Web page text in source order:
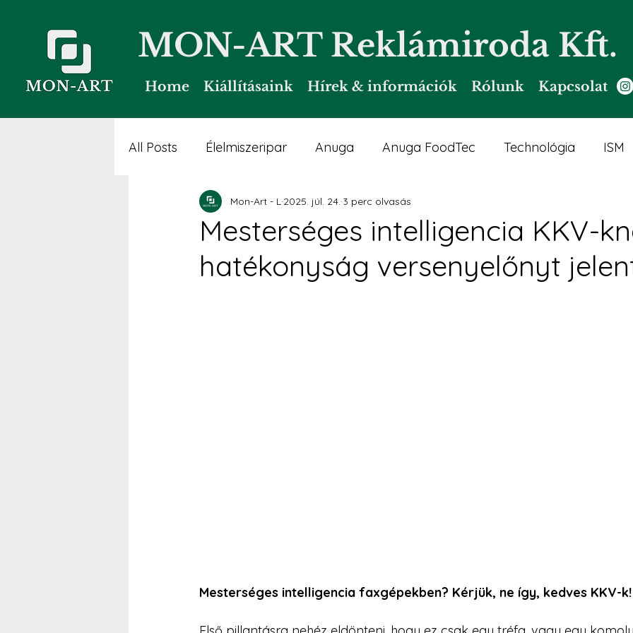
MON-ART Reklámiroda Kft.
Home Kiállításaink Hírek & információk Rólunk Kapcsolat
All Posts Élelmiszeripar Anuga Anuga FoodTec Technológia ISM
Kerti lét Sport és közösség Bútor, design
Fogászati ipar Fogászati technológia EuroTier
Mesterséges intelligencia KKV-
hatékonyság versenyelőnyt
Mon-Art - L 2025. júl. 24. 3 perc olvasás
Mesterséges intelligencia faxgépekben? Kérjük, ne így, kedves KKV-k!